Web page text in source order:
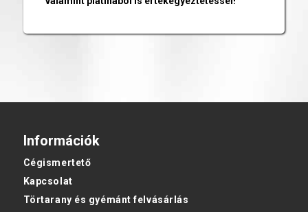
Információk
Cégismertető
Kapcsolat
Törtarany és gyémánt felvásárlás